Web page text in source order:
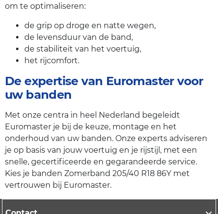
om te optimaliseren:
de grip op droge en natte wegen,
de levensduur van de band,
de stabiliteit van het voertuig,
het rijcomfort.
De expertise van Euromaster voor
uw banden
Met onze centra in heel Nederland begeleidt
Euromaster je bij de keuze, montage en het
onderhoud van uw banden. Onze experts adviseren
je op basis van jouw voertuig en je rijstijl, met een
snelle, gecertificeerde en gegarandeerde service.
Kies je banden Zomerband 205/40 R18 86Y met
vertrouwen bij Euromaster.